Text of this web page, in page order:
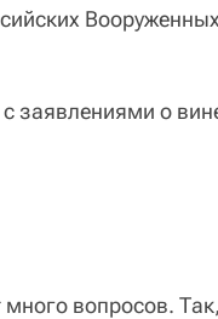
заявлениями о
много вопросов.